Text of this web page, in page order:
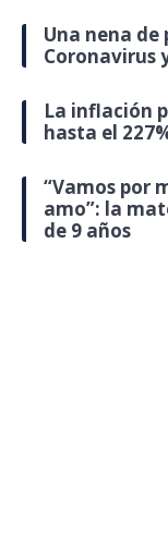
Una nena
Coronavirus
La inflación
hasta el
“Vamos por
amo”: la
de 9 años